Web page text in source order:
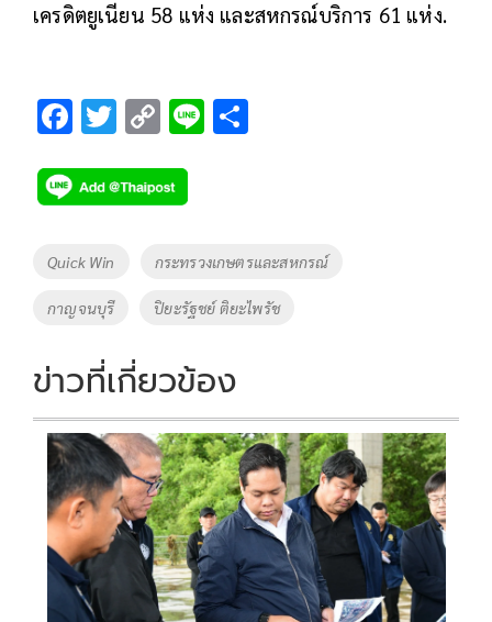
เครดิตยูเนียน 58 แห่ง และสหกรณ์บริการ 61 แห่ง.
F
e
b
o
k
T
tt
er
C
p
y
Li
n
k
Li
Tags
Quick Win กระทรวงเกษตรและสหกรณ์
กาญจนบุรี ปิยะรัฐชย์ ติยะไพรัช
ข่าวที่เกี่ยวข้อง